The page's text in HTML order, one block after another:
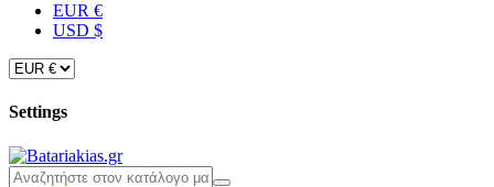
EUR €
USD $
Settings